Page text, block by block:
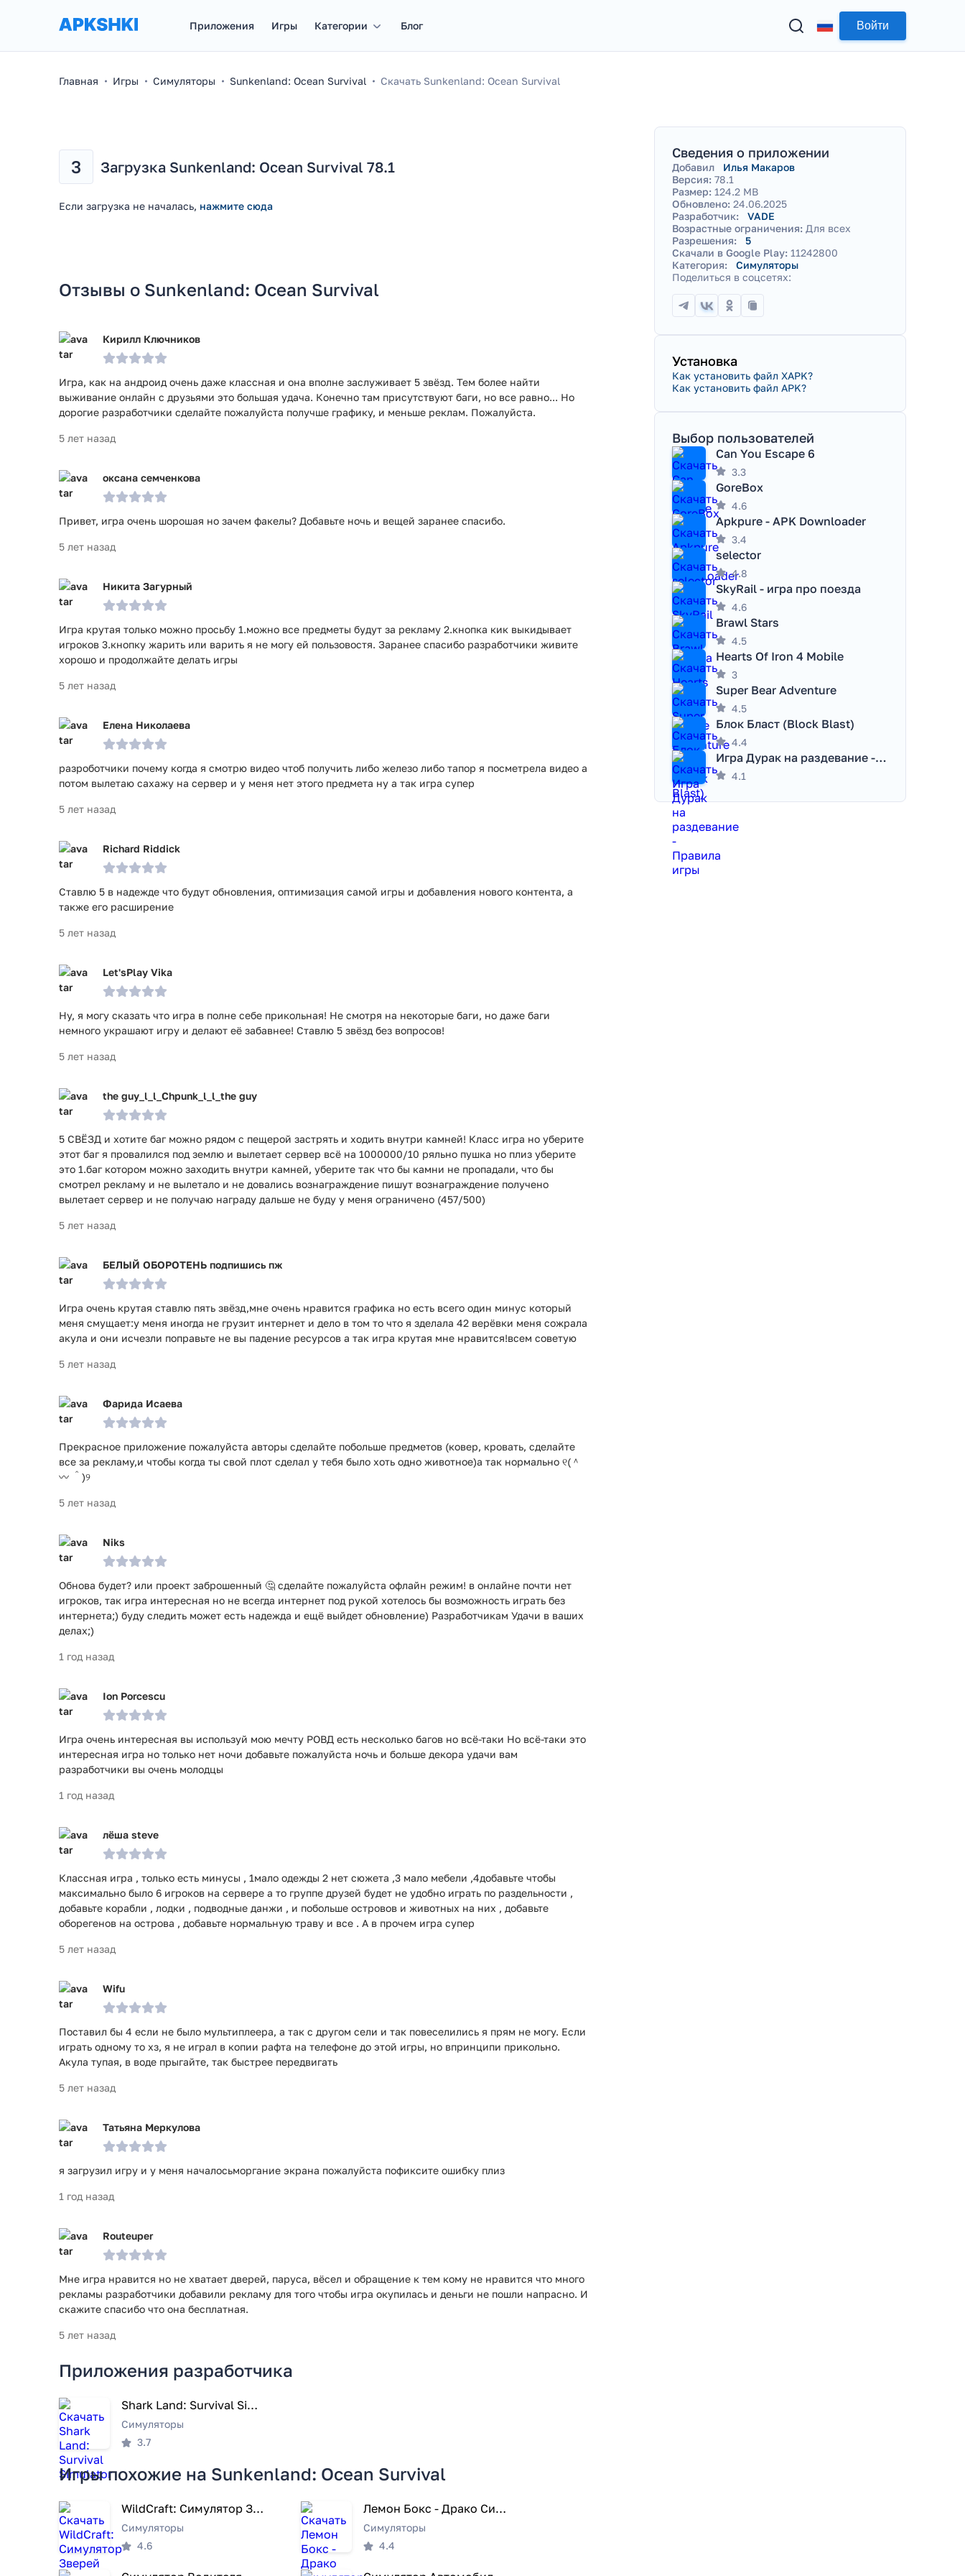
Приложения Игры Категории Блог Войти
Главная Игры Симуляторы Sunkenland: Ocean Survival Скачать Sunkenland: Ocean Survival
Загрузка Sunkenland: Ocean Survival 78.1
3
Если загрузка не началась, нажмите сюда
Отзывы о Sunkenland: Ocean Survival
Кирилл Ключников
Игра, как на андроид очень даже классная и она вполне заслуживает 5 звёзд. Тем более найти
выживание онлайн с друзьями это большая удача. Конечно там присутствуют баги, но все равно... Но
дорогие разработчики сделайте пожалуйста получше графику, и меньше реклам. Пожалуйста.
5 лет назад
оксана семченкова
Привет, игра очень шорошая но зачем факелы? Добавьте ночь и вещей заранее спасибо.
5 лет назад
Никита Загурный
Игра крутая только можно просьбу 1.можно все предметы будут за рекламу 2.кнопка кик выкидывает
игроков 3.кнопку жарить или варить я не могу ей пользовостя. Заранее спасибо разработчики живите
хорошо и продолжайте делать игры
5 лет назад
Елена Николаева
разроботчики почему когда я смотрю видео чтоб получить либо железо либо тапор я посметрела видео а
потом вылетаю сахажу на сервер и у меня нет этого предмета ну а так игра супер
5 лет назад
Richard Riddick
Ставлю 5 в надежде что будут обновления, оптимизация самой игры и добавления нового контента, а
также его расширение
5 лет назад
Let'sPlay Vika
Ну, я могу сказать что игра в полне себе прикольная! Не смотря на некоторые баги, но даже баги
немного украшают игру и делают её забавнее! Ставлю 5 звёзд без вопросов!
5 лет назад
the guy_l_l_Chpunk_l_l_the guy
5 СВЁЗД и хотите баг можно рядом с пещерой застрять и ходить внутри камней! Класс игра но уберите
этот баг я провалился под землю и вылетает сервер всё на 1000000/10 ряльно пушка но плиз уберите
это 1.баг котором можно заходить внутри камней, уберите так что бы камни не пропадали, что бы
смотрел рекламу и не вылетало и не довались вознаграждение пишут вознаграждение получено
вылетает сервер и не получаю награду дальше не буду у меня ограничено (457/500)
5 лет назад
БЕЛЫЙ ОБОРОТЕНЬ подпишись пж
Игра очень крутая ставлю пять звёзд,мне очень нравится графика но есть всего один минус который
меня смущает:у меня иногда не грузит интернет и дело в том то что я зделала 42 верёвки меня сожрала
акула и они исчезли поправьте не вы падение ресурсов а так игра крутая мне нравится!всем советую
5 лет назад
Фарида Исаева
Прекрасное приложение пожалуйста авторы сделайте побольше предметов (ковер, кровать, сделайте
все за рекламу,и чтобы когда ты свой плот сделал у тебя было хоть одно животное)а так нормально ୧(＾
〰 ＾)୨
5 лет назад
Niks
Обнова будет? или проект заброшенный 🤔 сделайте пожалуйста офлайн режим! в онлайне почти нет
игроков, так игра интересная но не всегда интернет под рукой хотелось бы возможность играть без
интернета;) буду следить может есть надежда и ещё выйдет обновление) Разработчикам Удачи в ваших
делах;)
1 год назад
Ion Porcescu
Игра очень интересная вы используй мою мечту РОВД есть несколько багов но всё-таки Но всё-таки это
интересная игра но только нет ночи добавьте пожалуйста ночь и больше декора удачи вам
разработчики вы очень молодцы
1 год назад
лёша steve
Классная игра , только есть минусы , 1мало одежды 2 нет сюжета ,3 мало мебели ,4добавьте чтобы
максимально было 6 игроков на сервере а то группе друзей будет не удобно играть по раздельности ,
добавьте корабли , лодки , подводные данжи , и побольше островов и животных на них , добавьте
оборегенов на острова , добавьте нормальную траву и все . А в прочем игра супер
5 лет назад
Wifu
Поставил бы 4 если не было мультиплеера, а так с другом сели и так повеселились я прям не могу. Если
играть одному то хз, я не играл в копии рафта на телефоне до этой игры, но впринципи прикольно.
Акула тупая, в воде прыгайте, так быстрее передвигать
5 лет назад
Татьяна Меркулова
я загрузил игру и у меня началосьморгание экрана пожалуйста пофиксите ошибку плиз
1 год назад
Routeuper
Мне игра нравится но не хватает дверей, паруса, вёсел и обращение к тем кому не нравится что много
рекламы разработчики добавили рекламу для того чтобы игра окупилась и деньги не пошли напрасно. И
скажите спасибо что она бесплатная.
5 лет назад
Приложения разработчика
Shark Land: Survival Simulator
Симуляторы
3.7
Игры похожие на Sunkenland: Ocean Survival
WildCraft: Симулятор Зверей
Симуляторы
4.6
Лемон Бокс - Драко Симулятор
Симуляторы
4.4
Сведения о приложении
Добавил
Илья Макаров
Версия: 78.1
Размер: 124.2 MB
Обновлено: 24.06.2025
Разработчик:
VADE
Возрастные ограничения: Для всех
Разрешения:
5
Скачали в Google Play: 11242800
Категория:
Симуляторы
Поделиться в соцсетях:
Установка
Как установить файл XAPK?
Как установить файл APK?
Выбор пользователей
Can You Escape 6
3.3
GoreBox
4.6
Apkpure - APK Downloader
3.4
selector
4.8
SkyRail - игра про поезда
4.6
Brawl Stars
4.5
Hearts Of Iron 4 Mobile
3
Super Bear Adventure
4.5
Блок Бласт (Block Blast)
4.4
Игра Дурак на раздевание - Правила игры
4.1